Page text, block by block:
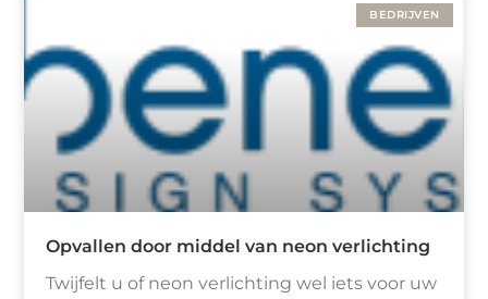
BEDRIJVEN
Opvallen door middel van neon verlichting
Twijfelt u of neon verlichting wel iets voor uw